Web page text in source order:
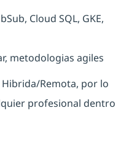
Cloud SQL, GKE,
metodologias agiles
Remota, por lo
profesional dentro